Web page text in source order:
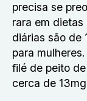
precisa se
rara em
diárias são de
para
filé de peito
cerca de